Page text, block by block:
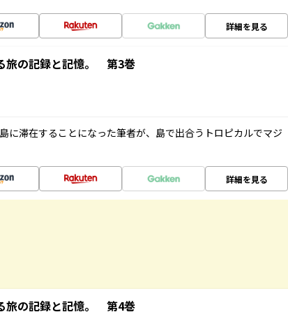
詳細を見る
旅の記録と記憶。 第3巻
に滞在することになった筆者が、島で出合うトロピカルでマジ
詳細を見る
旅の記録と記憶。 第4巻